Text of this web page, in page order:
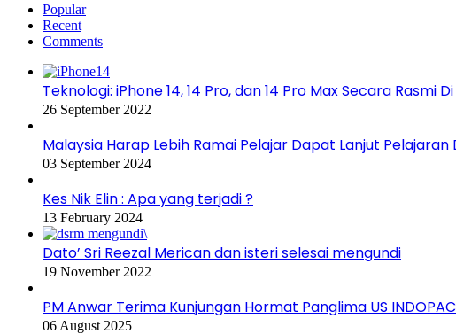
Popular
Recent
Comments
Teknologi: iPhone 14, 14 Pro, dan 14 Pro Max Secara Rasmi
26 September 2022
Malaysia Harap Lebih Ramai Pelajar Dapat Lanjut
03 September 2024
Kes Nik Elin : Apa yang terjadi ?
13 February 2024
Dato’ Sri Reezal Merican dan isteri selesai mengundi
19 November 2022
PM Anwar Terima Kunjungan Hormat Panglima US
06 August 2025